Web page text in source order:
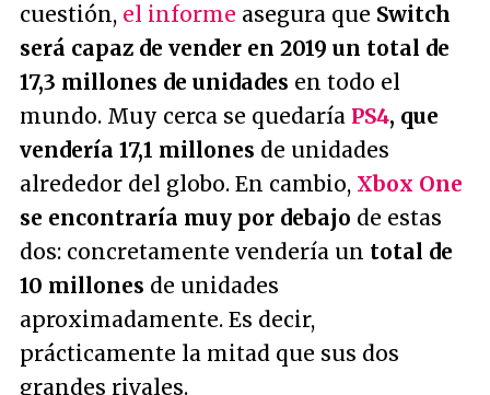
cuestión, el informe asegura que Switch
será capaz de vender en 2019 un total de
17,3 millones de unidades en todo el
mundo. Muy cerca se quedaría PS4, que
vendería 17,1 millones de unidades
alrededor del globo. En cambio, Xbox One
se encontraría muy por debajo de estas
dos: concretamente vendería un total de
10 millones de unidades
aproximadamente. Es decir,
prácticamente la mitad que sus dos
grandes rivales.